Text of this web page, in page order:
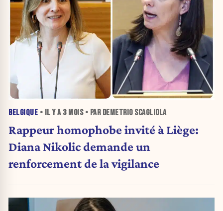
BELGIQUE • IL Y A 3 MOIS• PAR DEMETRIO SCAGLIOLA
Rappeur homophobe invité à Liège:
Diana Nikolic demande un
renforcement de la vigilance